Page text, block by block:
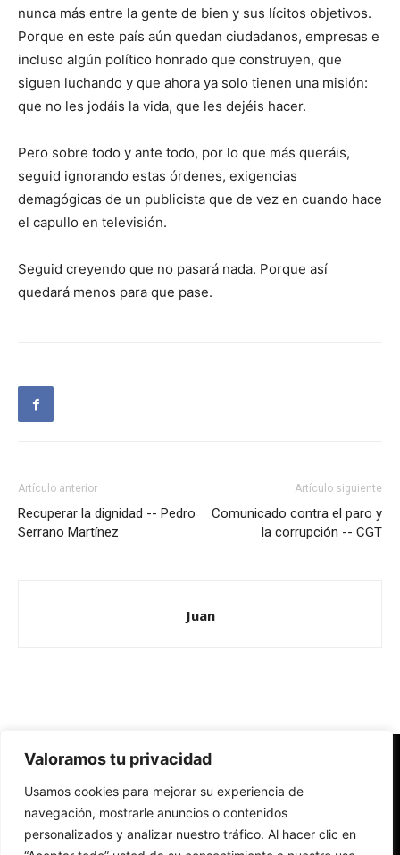
Valoramos tu privacidad
Usamos cookies para mejorar su experiencia de
navegación, mostrarle anuncios o contenidos
personalizados y analizar nuestro tráfico. Al hacer clic en
nunca más entre la gente de bien y sus lícitos objetivos.
Porque en este país aún quedan ciudadanos, empresas e
incluso algún político honrado que construyen, que
siguen luchando y que ahora ya solo tienen una misión:
que no les jodáis la vida, que les dejéis hacer.
Pero sobre todo y ante todo, por lo que más queráis,
seguid ignorando estas órdenes, exigencias
demagógicas de un publicista que de vez en cuando hace
el capullo en televisión.
Seguid creyendo que no pasará nada. Porque así
quedará menos para que pase.
Artículo anterior
Recuperar la dignidad -- Pedro
Serrano Martínez
Artículo siguiente
Comunicado contra el paro y
la corrupción -- CGT
Juan
Redes Cristianas
Una mirada alternativa sobre la Iglesia católica y la sociedad
- Colectivos de Redes Cristianas